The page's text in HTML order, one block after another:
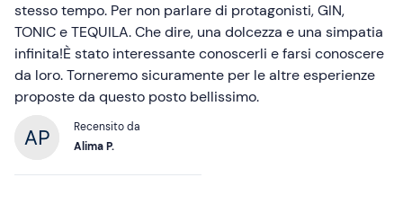
stesso tempo. Per non parlare di protagonisti, GIN,
TONIC e TEQUILA. Che dire, una dolcezza e una simpatia
infinita!È stato interessante conoscerli e farsi conoscere
da loro. Torneremo sicuramente per le altre esperienze
proposte da questo posto bellissimo.
Recensito da
Alima P.